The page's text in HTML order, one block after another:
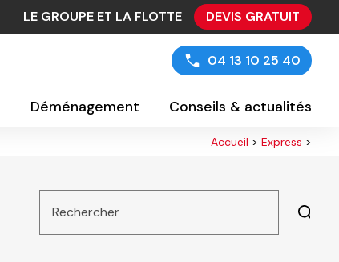
LE GROUPE ET LA FLOTTE DEVIS GRATUIT
04 13 10 25 40
Déménagement Conseils & actualités
Accueil >Express >
Rechercher